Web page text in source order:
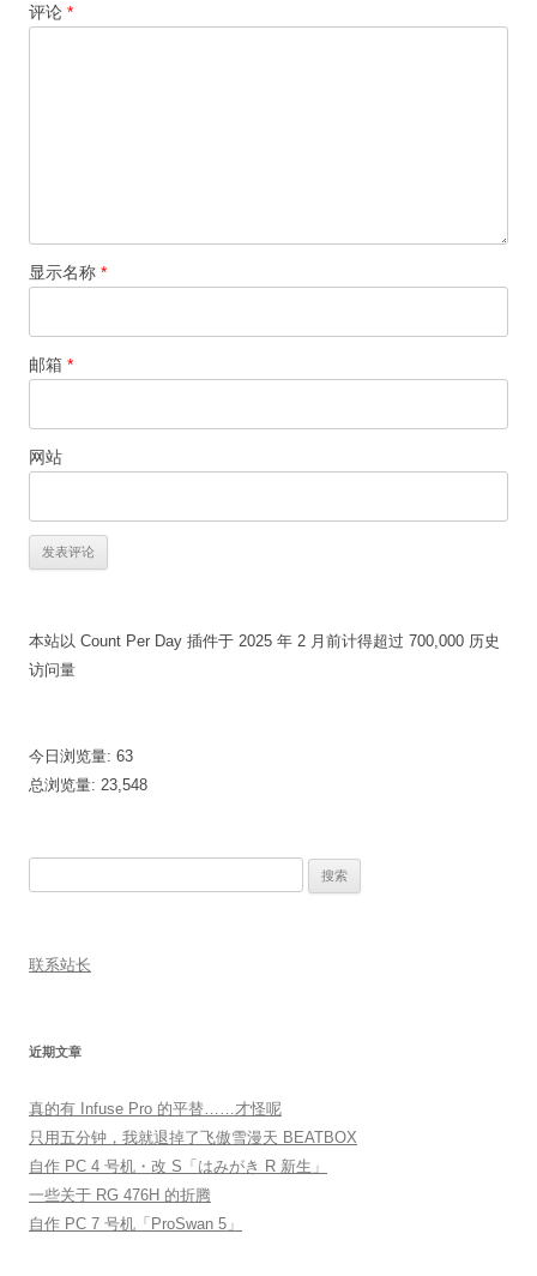
评论 *
显示名称 *
邮箱 *
网站
本站以 Count Per Day 插件于 2025 年 2 月前计得超过 700,000 历史
访问量
今日浏览量: 63
总浏览量: 23,548
联系站长
近期文章
真的有 Infuse Pro 的平替……才怪呢
只用五分钟，我就退掉了飞傲雪漫天 BEATBOX
自作 PC 4 号机・改 S「はみがき R 新生」
一些关于 RG 476H 的折腾
自作 PC 7 号机「ProSwan 5」